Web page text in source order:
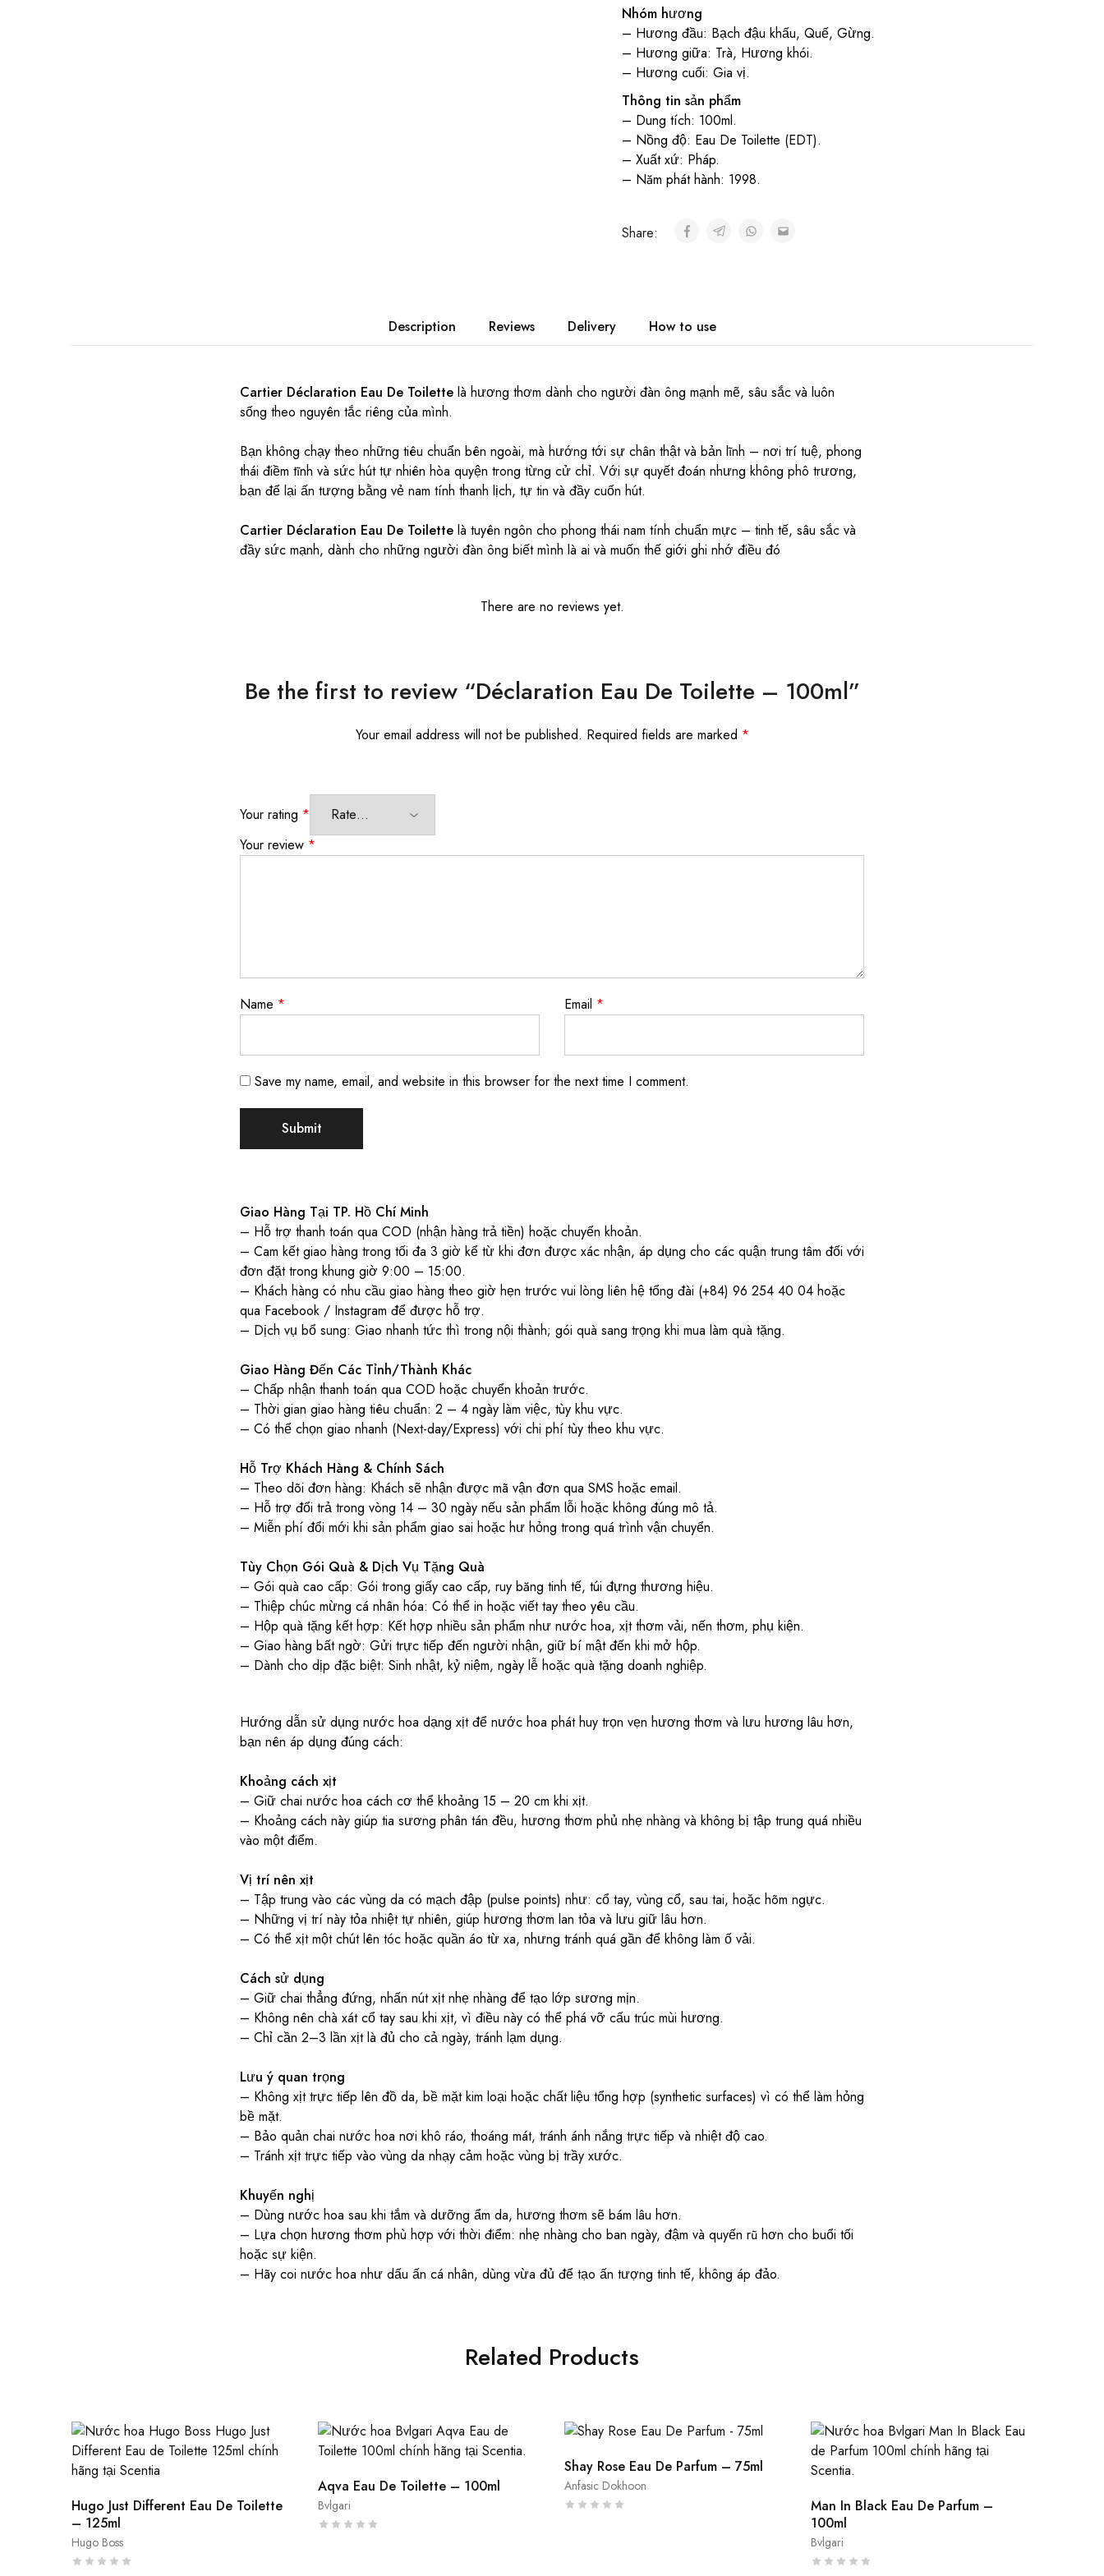
Nhóm hương
– Hương đầu: Bạch đậu khấu, Quế, Gừng.
– Hương giữa: Trà, Hương khói.
– Hương cuối: Gia vị.
Thông tin sản phẩm
– Dung tích: 100ml.
– Nồng độ: Eau De Toilette (EDT).
– Xuất xứ: Pháp.
– Năm phát hành: 1998.
Share:
Description Reviews Delivery How to use
Cartier Déclaration Eau De Toilette là hương thơm dành cho người đàn ông mạnh mẽ, sâu sắc và luôn
sống theo nguyên tắc riêng của mình.
Bạn không chạy theo những tiêu chuẩn bên ngoài, mà hướng tới sự chân thật và bản lĩnh – nơi trí tuệ, phong
thái điềm tĩnh và sức hút tự nhiên hòa quyện trong từng cử chỉ. Với sự quyết đoán nhưng không phô trương,
bạn để lại ấn tượng bằng vẻ nam tính thanh lịch, tự tin và đầy cuốn hút.
Cartier Déclaration Eau De Toilette là tuyên ngôn cho phong thái nam tính chuẩn mực – tinh tế, sâu sắc và
đầy sức mạnh, dành cho những người đàn ông biết mình là ai và muốn thế giới ghi nhớ điều đó
There are no reviews yet.
Be the first to review “Déclaration Eau De Toilette – 100ml”
Your email address will not be published. Required fields are marked *
Your rating *
Your review *
Name * Email *
Save my name, email, and website in this browser for the next time I comment.
Giao Hàng Tại TP. Hồ Chí Minh
– Hỗ trợ thanh toán qua COD (nhận hàng trả tiền) hoặc chuyển khoản.
– Cam kết giao hàng trong tối đa 3 giờ kể từ khi đơn được xác nhận, áp dụng cho các quận trung tâm đối với
đơn đặt trong khung giờ 9:00 – 15:00.
– Khách hàng có nhu cầu giao hàng theo giờ hẹn trước vui lòng liên hệ tổng đài (+84) 96 254 40 04 hoặc
qua Facebook / Instagram để được hỗ trợ.
– Dịch vụ bổ sung: Giao nhanh tức thì trong nội thành; gói quà sang trọng khi mua làm quà tặng.
Giao Hàng Đến Các Tỉnh/Thành Khác
– Chấp nhận thanh toán qua COD hoặc chuyển khoản trước.
– Thời gian giao hàng tiêu chuẩn: 2 – 4 ngày làm việc, tùy khu vực.
– Có thể chọn giao nhanh (Next-day/Express) với chi phí tùy theo khu vực.
Hỗ Trợ Khách Hàng & Chính Sách
– Theo dõi đơn hàng: Khách sẽ nhận được mã vận đơn qua SMS hoặc email.
– Hỗ trợ đổi trả trong vòng 14 – 30 ngày nếu sản phẩm lỗi hoặc không đúng mô tả.
– Miễn phí đổi mới khi sản phẩm giao sai hoặc hư hỏng trong quá trình vận chuyển.
Tùy Chọn Gói Quà & Dịch Vụ Tặng Quà
– Gói quà cao cấp: Gói trong giấy cao cấp, ruy băng tinh tế, túi đựng thương hiệu.
– Thiệp chúc mừng cá nhân hóa: Có thể in hoặc viết tay theo yêu cầu.
– Hộp quà tặng kết hợp: Kết hợp nhiều sản phẩm như nước hoa, xịt thơm vải, nến thơm, phụ kiện.
– Giao hàng bất ngờ: Gửi trực tiếp đến người nhận, giữ bí mật đến khi mở hộp.
– Dành cho dịp đặc biệt: Sinh nhật, kỷ niệm, ngày lễ hoặc quà tặng doanh nghiệp.
Hướng dẫn sử dụng nước hoa dạng xịt để nước hoa phát huy trọn vẹn hương thơm và lưu hương lâu hơn,
bạn nên áp dụng đúng cách:
Khoảng cách xịt
– Giữ chai nước hoa cách cơ thể khoảng 15 – 20 cm khi xịt.
– Khoảng cách này giúp tia sương phân tán đều, hương thơm phủ nhẹ nhàng và không bị tập trung quá nhiều
vào một điểm.
Vị trí nên xịt
– Tập trung vào các vùng da có mạch đập (pulse points) như: cổ tay, vùng cổ, sau tai, hoặc hõm ngực.
– Những vị trí này tỏa nhiệt tự nhiên, giúp hương thơm lan tỏa và lưu giữ lâu hơn.
– Có thể xịt một chút lên tóc hoặc quần áo từ xa, nhưng tránh quá gần để không làm ố vải.
Cách sử dụng
– Giữ chai thẳng đứng, nhấn nút xịt nhẹ nhàng để tạo lớp sương mịn.
– Không nên chà xát cổ tay sau khi xịt, vì điều này có thể phá vỡ cấu trúc mùi hương.
– Chỉ cần 2–3 lần xịt là đủ cho cả ngày, tránh lạm dụng.
Lưu ý quan trọng
– Không xịt trực tiếp lên đồ da, bề mặt kim loại hoặc chất liệu tổng hợp (synthetic surfaces) vì có thể làm hỏng
bề mặt.
– Bảo quản chai nước hoa nơi khô ráo, thoáng mát, tránh ánh nắng trực tiếp và nhiệt độ cao.
– Tránh xịt trực tiếp vào vùng da nhạy cảm hoặc vùng bị trầy xước.
Khuyến nghị
– Dùng nước hoa sau khi tắm và dưỡng ẩm da, hương thơm sẽ bám lâu hơn.
– Lựa chọn hương thơm phù hợp với thời điểm: nhẹ nhàng cho ban ngày, đậm và quyến rũ hơn cho buổi tối
hoặc sự kiện.
– Hãy coi nước hoa như dấu ấn cá nhân, dùng vừa đủ để tạo ấn tượng tinh tế, không áp đảo.
Related Products
Hugo Boss
Hugo Just Different Eau De Toilette
– 125ml
Bvlgari
Aqva Eau De Toilette – 100ml Anfasic Dokhoon
Shay Rose Eau De Parfum – 75ml
Bvlgari
Man In Black Eau De Parfum –
100ml